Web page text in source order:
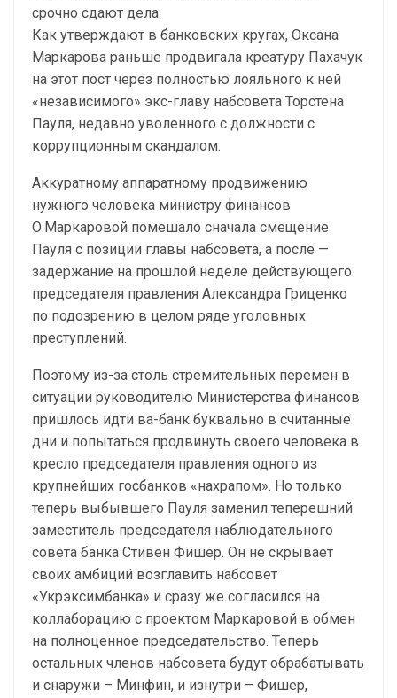
срочно сдают дела.
Как утверждают в банковских кругах, Оксана
Маркарова раньше продвигала креатуру Пахачук
на этот пост через полностью лояльного к ней
«независимого» экс-главу набсовета Торстена
Пауля, недавно уволенного с должности с
коррупционным скандалом.
Аккуратному аппаратному продвижению
нужного человека министру финансов
О.Маркаровой помешало сначала смещение
Пауля с позиции главы набсовета, а после —
задержание на прошлой неделе действующего
председателя правления Александра Гриценко
по подозрению в целом ряде уголовных
преступлений.
Поэтому из-за столь стремительных перемен в
ситуации руководителю Министерства финансов
пришлось идти ва-банк буквально в считанные
дни и попытаться продвинуть своего человека в
кресло председателя правления одного из
крупнейших госбанков «нахрапом». Но только
теперь выбывшего Пауля заменил теперешний
заместитель председателя наблюдательного
совета банка Стивен Фишер. Он не скрывает
своих амбиций возглавить набсовет
«Укрэксимбанка» и сразу же согласился на
коллаборацию с проектом Маркаровой в обмен
на полноценное председательство. Теперь
остальных членов набсовета будут обрабатывать
и снаружи – Минфин, и изнутри – Фишер,